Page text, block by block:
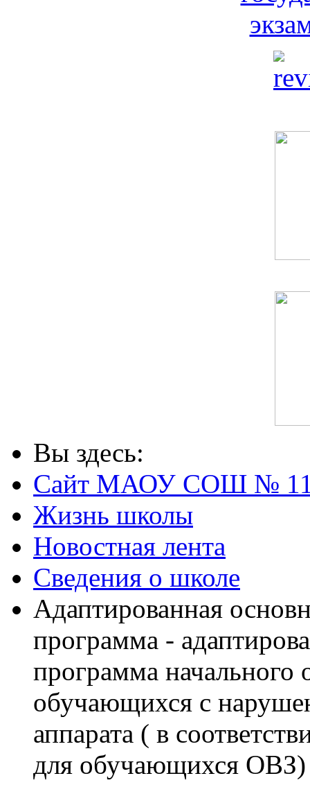
Вы здесь:
Сайт МАОУ СОШ №
Жизнь школы
Новостная лента
Сведения о школе
Адаптированная
программа -
программа начального
обучающихся с
аппарата ( в
для обучающихся ОВЗ)